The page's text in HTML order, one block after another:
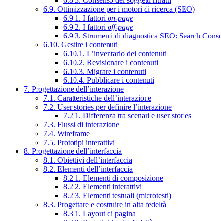
6.9. Ottimizzazione per i motori di ricerca (SEO)
6.9.1. I fattori on-page
6.9.2. I fattori off-page
6.9.3. Strumenti di diagnostica SEO: Search
6.10. Gestire i contenuti
6.10.1. L’inventario dei contenuti
6.10.2. Revisionare i contenuti
6.10.3. Migrare i contenuti
6.10.4. Pubblicare i contenuti
7. Progettazione dell’interazione
7.1. Caratteristiche dell’interazione
7.2. User stories per definire l’interazione
7.2.1. Differenza tra scenari e user stories
7.3. Flussi di interazione
7.4. Wireframe
7.5. Prototipi interattivi
8. Progettazione dell’interfaccia
8.1. Obiettivi dell’interfaccia
8.2. Elementi dell’interfaccia
8.2.1. Elementi di composizione
8.2.2. Elementi interattivi
8.2.3. Elementi testuali (microtesti)
8.3. Progettare e costruire in alta fedeltà
8.3.1. Layout di pagina